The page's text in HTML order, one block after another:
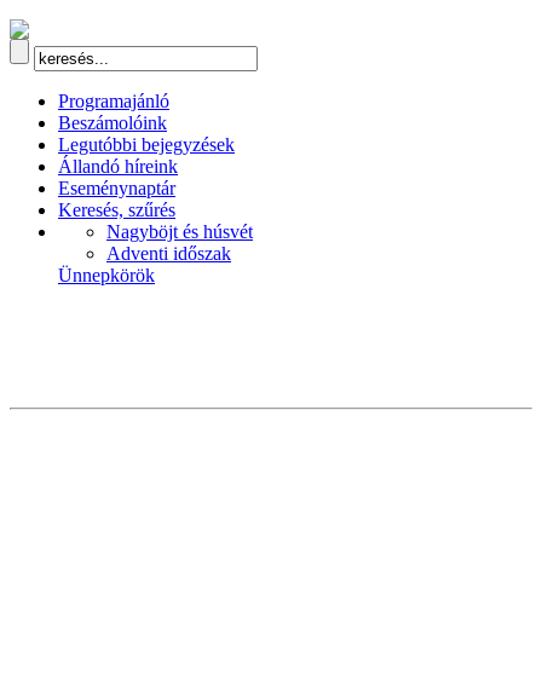
Programajánló
Beszámolóink
Legutóbbi bejegyzések
Állandó híreink
Eseménynaptár
Keresés, szűrés
Nagyböjt és húsvét
Adventi időszak
Ünnepkörök